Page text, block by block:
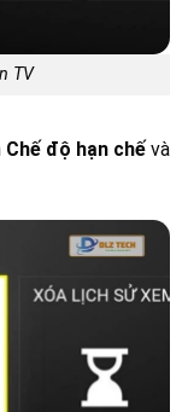
TV
Chế độ hạn chế và